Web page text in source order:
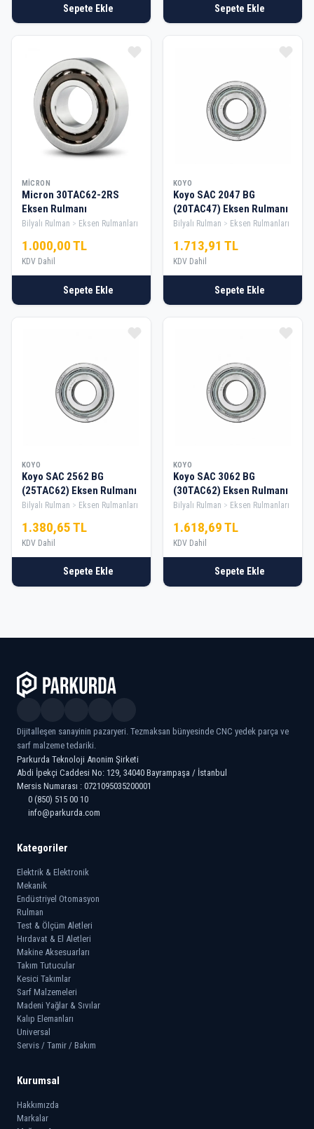
Sepete Ekle Sepete Ekle
MICRON
Micron 30TAC62-2RS
Eksen Rulmanı
Bilyalı Rulman Eksen Rulmanları
1.000,00 TL
KDV Dahil
Sepete Ekle
KOYO
Koyo SAC 2047 BG
(20TAC47) Eksen Rulmanı
Bilyalı Rulman Eksen Rulmanları
1.713,91 TL
KDV Dahil
Sepete Ekle
KOYO
Koyo SAC 2562 BG
(25TAC62) Eksen Rulmanı
Bilyalı Rulman Eksen Rulmanları
1.380,65 TL
KDV Dahil
Sepete Ekle
KOYO
Koyo SAC 3062 BG
(30TAC62) Eksen Rulmanı
Bilyalı Rulman Eksen Rulmanları
1.618,69 TL
KDV Dahil
Sepete Ekle
Dijitalleşen sanayinin pazaryeri. Tezmaksan bünyesinde CNC yedek parça ve
sarf malzeme tedariki.
Parkurda Teknoloji Anonim Şirketi
Abdi İpekçi Caddesi No: 129, 34040 Bayrampaşa / İstanbul
Mersis Numarası : 0721095035200001
0 (850) 515 00 10
info@parkurda.com
Kategoriler
Elektrik & Elektronik
Mekanik
Endüstriyel Otomasyon
Rulman
Test & Ölçüm Aletleri
Hırdavat & El Aletleri
Makine Aksesuarları
Takım Tutucular
Kesici Takımlar
Sarf Malzemeleri
Madeni Yağlar & Sıvılar
Kalıp Elemanları
Universal
Servis / Tamir / Bakım
Kurumsal
Hakkımızda
Markalar